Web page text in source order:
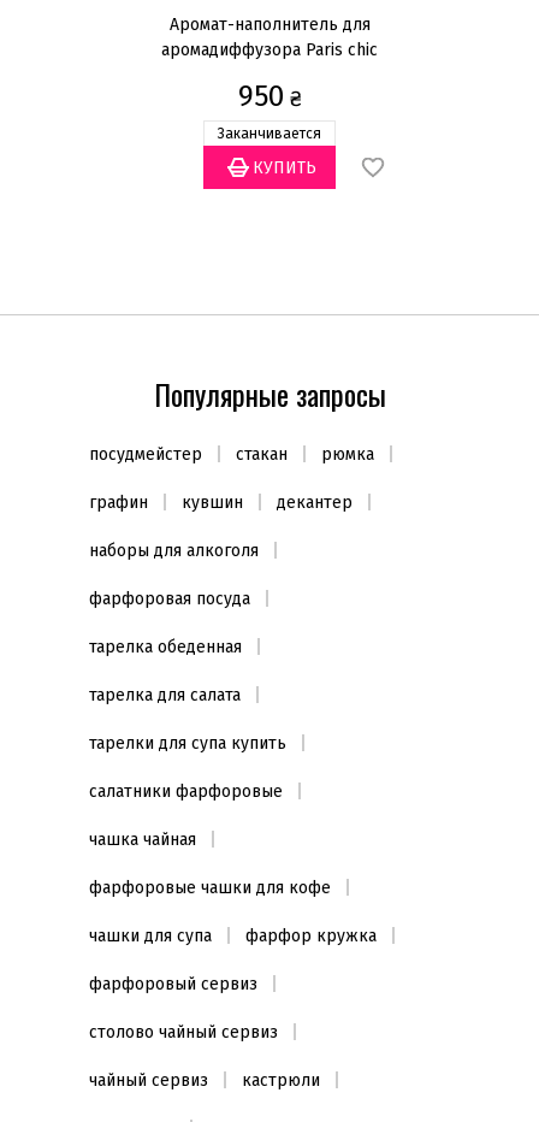
Аромат-наполнитель для
аромадиффузора Paris chic
950 ₴
Заканчивается
Популярные запросы
посудмейстер стакан рюмка
графин кувшин декантер
наборы для алкоголя
фарфоровая посуда
тарелка обеденная
тарелка для салата
тарелки для супа купить
салатники фарфоровые
чашка чайная
фарфоровые чашки для кофе
чашки для супа фарфор кружка
фарфоровый сервиз
столово чайный сервиз
чайный сервиз кастрюли